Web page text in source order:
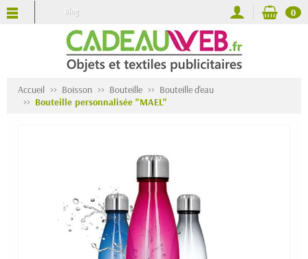
Blog 0
Accueil Boisson Bouteille
Bouteille d'eau
Bouteille personnalisée "MAEL"